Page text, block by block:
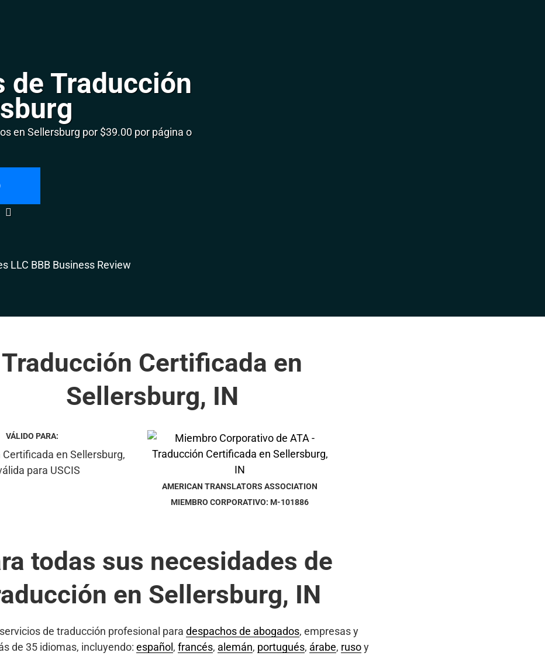
de Traducción
en Sellersburg por $39.00 por página o
Traducción Certificada en
Sellersburg, IN
VÁLIDO PARA:
AMERICAN TRANSLATORS ASSOCIATION
MIEMBRO CORPORATIVO: M-101886
todas sus necesidades de
en Sellersburg, IN
de traducción profesional para despachos de abogados, empresas y
de 35 idiomas, incluyendo: español , francés, alemán, portugués, árabe, rusoy